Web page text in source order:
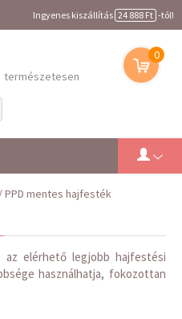
Ingyenes kiszállítás 24 888 Ft -tól!
0
/ PPD mentes hajfesték
az elérhető legjobb hajfestési
használhatja, fokozottan